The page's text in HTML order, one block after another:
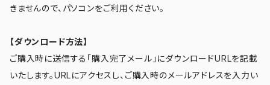
きませんので、パソコンをご利用ください。
【ダウンロード方法】
ご購入時に送信する「購入完了メール」にダウンロードURLを記載
いたします。URLにアクセスし、ご購入時のメールアドレスを入力い